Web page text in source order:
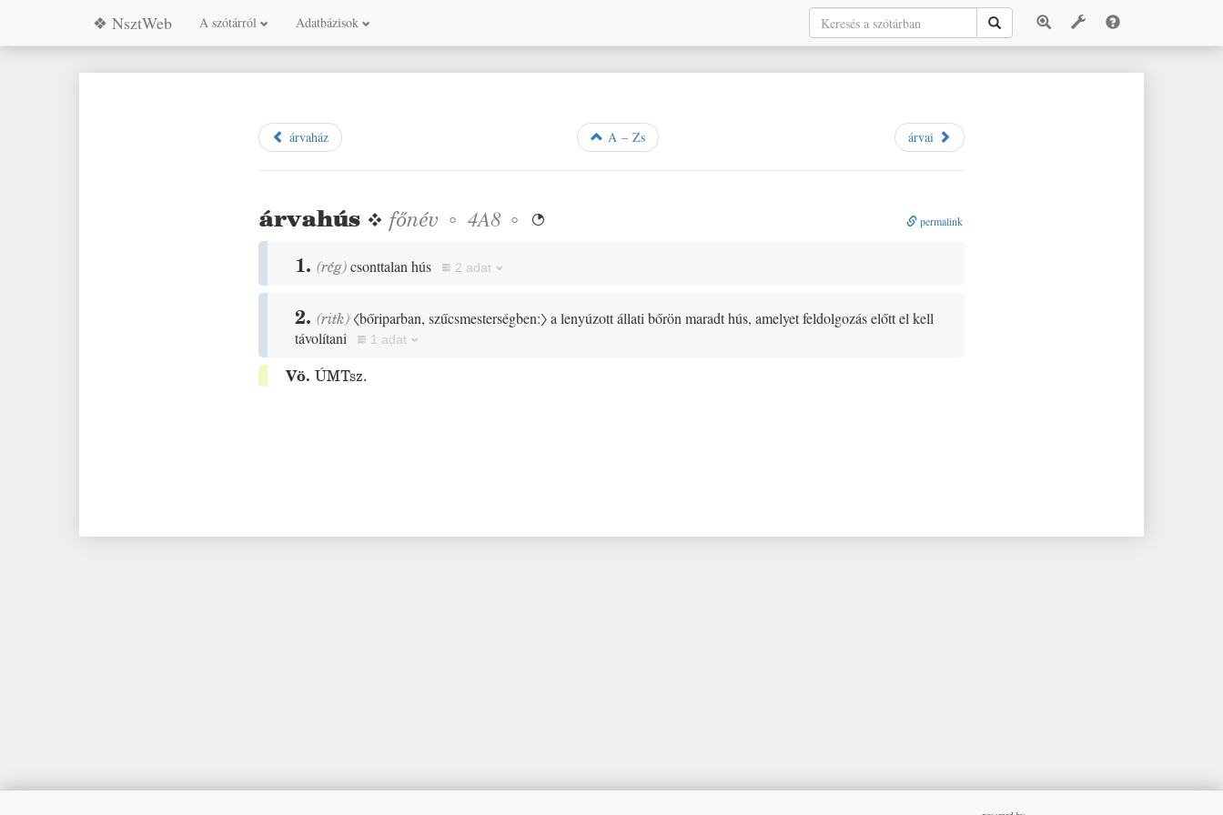
❖ NsztWeb A szótárról Adatbázisok
árvaház A – Zs árvai
árvahús ❖főnév ◦ 4A8 ◦  permalink
1.(rég) csonttalan hús 2 adat
2.(ritk) 〈bőriparban, szűcsmesterségben:〉a lenyúzott állati bőrön maradt hús, amelyet feldolgozás előtt el kell
távolítani
1 adat
Vö.ÚMTsz.